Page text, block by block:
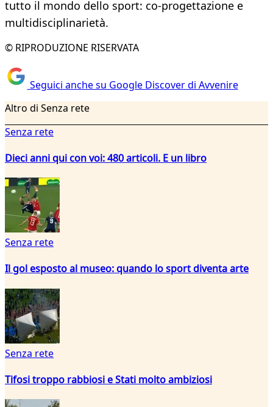
tutto il mondo dello sport: co-progettazione e
multidisciplinarietà.
© RIPRODUZIONE RISERVATA
Seguici anche su Google Discover di Avvenire
Altro di Senza rete
Senza rete
Dieci anni qui con voi: 480 articoli. E un libro
Senza rete
Il gol esposto al museo: quando lo sport diventa arte
Senza rete
Tifosi troppo rabbiosi e Stati molto ambiziosi